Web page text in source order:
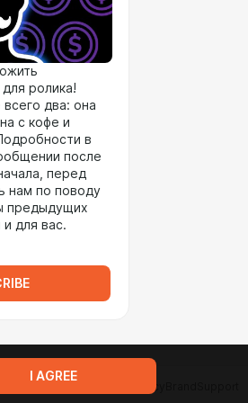
ролика!
два: она
с кофе и
в
после
перед
нам по поводу
предыдущих
для вас.
Privacy policy
I AGREE